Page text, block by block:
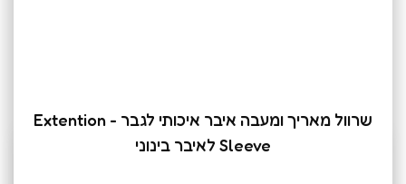
שרוול מאריך ומעבה איבר איכותי לגבר - Extention
Sleeve לאיבר בינוני